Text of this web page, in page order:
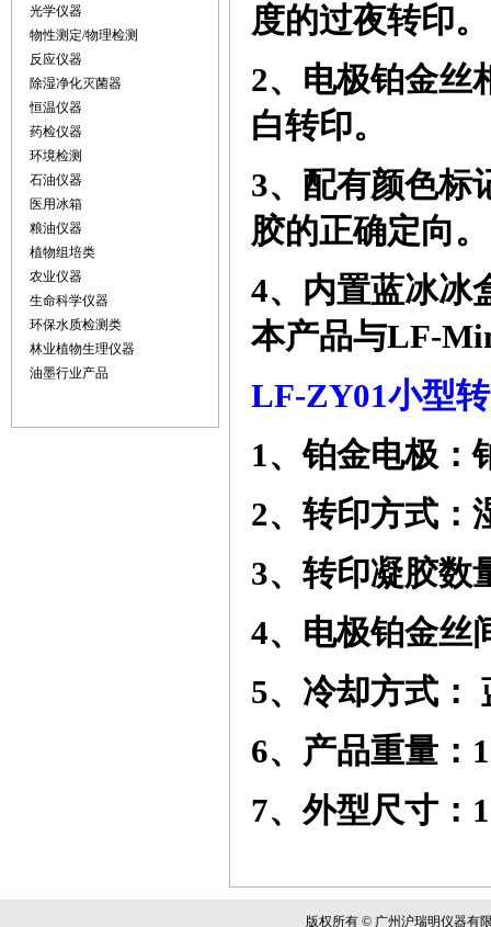
光学仪器
物性测定/物理检测
反应仪器
除湿净化灭菌器
恒温仪器
药检仪器
环境检测
石油仪器
医用冰箱
粮油仪器
植物组培类
农业仪器
生命科学仪器
环保水质检测类
林业植物生理仪器
油墨行业产品
度的过夜转印。
2、电极铂金丝
白转印。
3、配有颜色标
胶的正确定向。
4、内置蓝冰冰
本产品与LF-
LF-ZY01小型
1、铂金电极：
2、转印方式：
3、转印凝胶数
4、电极铂金丝
5、冷却方式：
6、产品重量：
7、外型尺寸：
版权所有 © 广州沪瑞明仪器有